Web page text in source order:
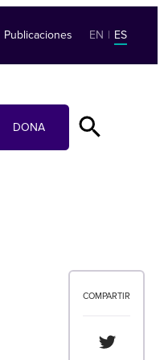
Publicaciones EN | ES
DONA
COMPARTIR